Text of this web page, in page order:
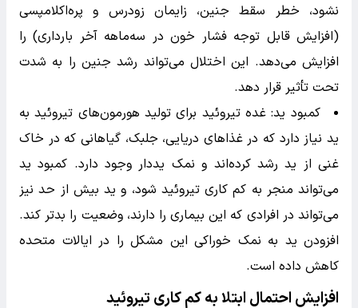
نشود، خطر سقط جنین، زایمان زودرس و پره‌اکلامپسی
(افزایش قابل توجه فشار خون در سه‌ماهه آخر بارداری) را
افزایش می‌دهد. این اختلال می‌تواند رشد جنین را به شدت
تحت تأثیر قرار دهد.
کمبود ید: غده تیروئید برای تولید هورمون‌های تیروئید به
ید نیاز دارد که در غذاهای دریایی، جلبک، گیاهانی که در خاک
غنی از ید رشد کرده‌اند و نمک یددار وجود دارد. کمبود ید
می‌تواند منجر به کم کاری تیروئید شود، و ید بیش از حد نیز
می‌تواند در افرادی که این بیماری را دارند، وضعیت را بدتر کند.
افزودن ید به نمک خوراکی این مشکل را در ایالات متحده
کاهش داده است.
افزایش احتمال ابتلا به کم کاری تیروئید